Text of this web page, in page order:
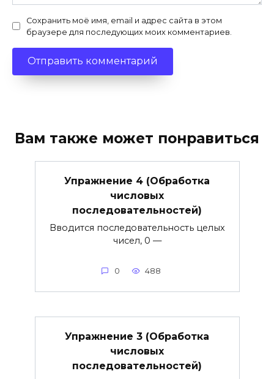
Сохранить моё имя, email и адрес сайта в этом
браузере для последующих моих комментариев.
Вам также может понравиться
Упражнение 4 (Обработка
числовых
последовательностей)
Вводится последовательность целых
чисел, 0 —
0 488
Упражнение 3 (Обработка
числовых
последовательностей)